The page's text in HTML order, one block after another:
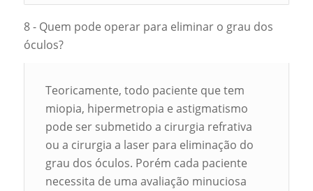
8 - Quem pode operar para eliminar o grau dos
óculos?
Teoricamente, todo paciente que tem
miopia, hipermetropia e astigmatismo
pode ser submetido a cirurgia refrativa
ou a cirurgia a laser para eliminação do
grau dos óculos. Porém cada paciente
necessita de uma avaliação minuciosa